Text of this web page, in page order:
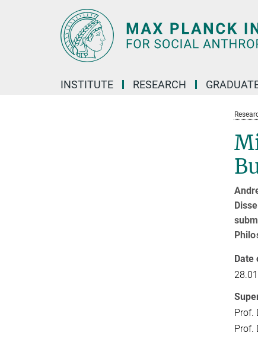
INSTITUTE RESEARCH
Date
Prof.
Prof.